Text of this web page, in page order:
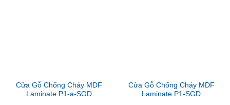
Cửa Gỗ Chống Cháy MDF
Laminate P1-a-SGD
Cửa Gỗ Chống Cháy MDF
Laminate P1-SGD